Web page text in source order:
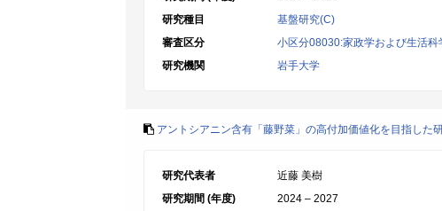
研究種目
基盤研究(C)
審査区分
小区分08030:家政学および生活科
研究機関
岩手大学
アントシアニン含有「藤野菜」の高付加価値化を目指した
研究代表者
近藤 美樹
研究期間 (年度)
2024 – 2027